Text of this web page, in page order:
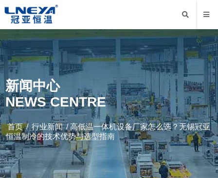
新闻中心
NEWS CENTRE
首页/行业新闻/ 高低温一体机设备厂家怎么选？无锡冠亚
恒温制冷的技术优势与选型指南